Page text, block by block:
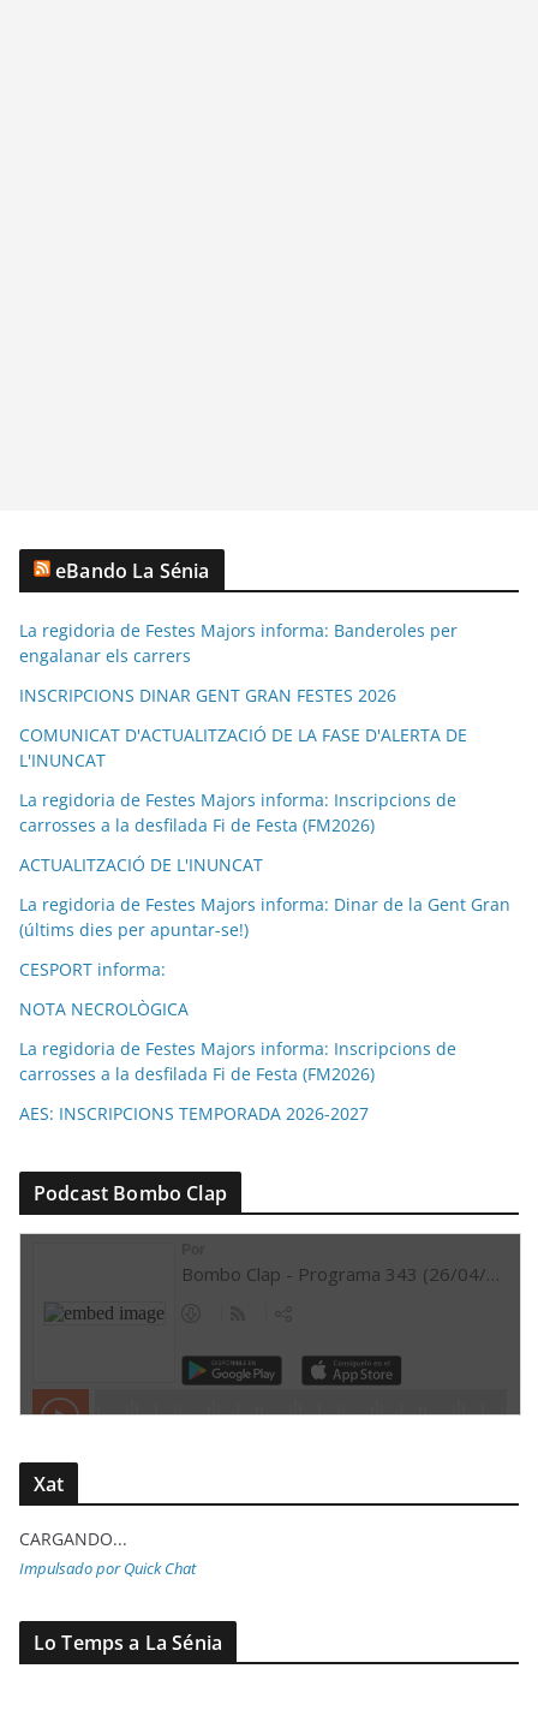
eBando La Sénia
La regidoria de Festes Majors informa: Banderoles per
engalanar els carrers
INSCRIPCIONS DINAR GENT GRAN FESTES 2026
COMUNICAT D'ACTUALITZACIÓ DE LA FASE D'ALERTA DE
L'INUNCAT
La regidoria de Festes Majors informa: Inscripcions de
carrosses a la desfilada Fi de Festa (FM2026)
ACTUALITZACIÓ DE L'INUNCAT
La regidoria de Festes Majors informa: Dinar de la Gent Gran
(últims dies per apuntar-se!)
CESPORT informa:
NOTA NECROLÒGICA
La regidoria de Festes Majors informa: Inscripcions de
carrosses a la desfilada Fi de Festa (FM2026)
AES: INSCRIPCIONS TEMPORADA 2026-2027
Podcast Bombo Clap
Xat
CARGANDO...
Impulsado por Quick Chat
Lo Temps a La Sénia